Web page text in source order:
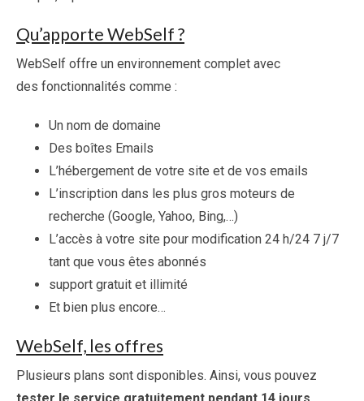
Qu’apporte WebSelf ?
WebSelf offre un environnement complet avec
des fonctionnalités comme :
Un nom de domaine
Des boîtes Emails
L’hébergement de votre site et de vos emails
L’inscription dans les plus gros moteurs de
recherche (Google, Yahoo, Bing,…)
L’accès à votre site pour modification 24 h/24 7 j/7
tant que vous êtes abonnés
support gratuit et illimité
Et bien plus encore…
WebSelf, les offres
Plusieurs plans sont disponibles. Ainsi, vous pouvez